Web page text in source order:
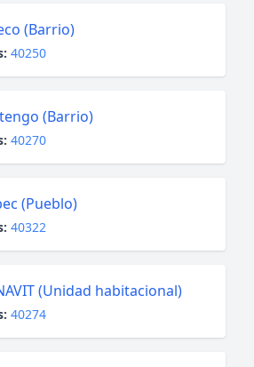
(Barrio)
40250
(Barrio)
40270
(Pueblo)
40322
(Unidad habitacional)
40274